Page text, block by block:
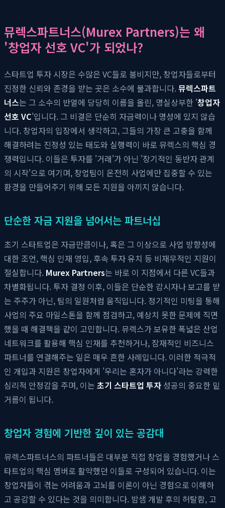
뮤렉스파트너스(Murex Partners)는 왜
'창업자 선호 VC'가 되었나?
스타트업 투자 시장은 수많은 VC들로 붐비지만, 창업자들로부터
진정한 신뢰와 존경을 받는 곳은 소수에 불과합니다.뮤렉스파트
너스는 그 소수의 반열에 당당히 이름을 올린, 명실상부한 '창업자
선호 VC'입니다. 그 비결은 단순히 자금력이나 명성에 있지 않습
니다. 창업자의 입장에서 생각하고, 그들의 가장 큰 고충을 함께
해결하려는 진정성 있는 태도와 실행력이 바로 뮤렉스의 핵심 경
쟁력입니다. 이들은 투자를 '거래'가 아닌 '장기적인 동반자 관계
의 시작'으로 여기며, 창업팀이 온전히 사업에만 집중할 수 있는
환경을 만들어주기 위해 모든 지원을 아끼지 않습니다.
단순한 자금 지원을 넘어서는 파트너십
초기 스타트업은 자금만큼이나, 혹은 그 이상으로 사업 방향성에
대한 조언, 핵심 인재 영입, 후속 투자 유치 등 비재무적인 지원이
절실합니다. Murex Partners는 바로 이 지점에서 다른 VC들과
차별화됩니다. 투자 결정 이후, 이들은 단순한 감시자나 보고를 받
는 주주가 아닌, 팀의 일원처럼 움직입니다. 정기적인 미팅을 통해
사업의 주요 마일스톤을 함께 점검하고, 예상치 못한 문제에 직면
했을 때 해결책을 같이 고민합니다. 뮤렉스가 보유한 폭넓은 산업
네트워크를 활용해 핵심 인재를 추천하거나, 잠재적인 비즈니스
파트너를 연결해주는 일은 매우 흔한 사례입니다. 이러한 적극적
인 개입과 지원은 창업자에게 '우리는 혼자가 아니다'라는 강력한
심리적 안정감을 주며, 이는 초기 스타트업 투자 성공의 중요한 밑
거름이 됩니다.
창업자 경험에 기반한 깊이 있는 공감대
뮤렉스파트너스의 파트너들은 대부분 직접 창업을 경험했거나 스
타트업의 핵심 멤버로 활약했던 이들로 구성되어 있습니다. 이는
창업자들이 겪는 어려움과 고뇌를 이론이 아닌 경험으로 이해하
고 공감할 수 있다는 것을 의미합니다. 밤샘 개발 후의 허탈함, 고